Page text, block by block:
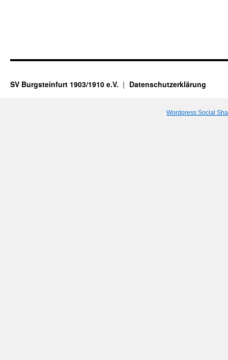
SV Burgsteinfurt 1903/1910 e.V. Datenschutzerklärung
Wordpress Social